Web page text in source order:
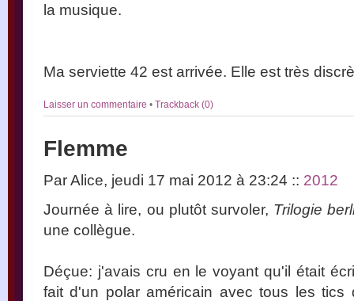
la musique.
Ma serviette 42 est arrivée. Elle est très
Laisser un commentaire • Trackback (0)
Flemme
Par Alice, jeudi 17 mai 2012 à 23:24 :: 2012
Journée à lire, ou plutôt survoler, Trilogie
une collègue.
Déçue: j'avais cru en le voyant qu'il était
fait d'un polar américain avec tous les tics